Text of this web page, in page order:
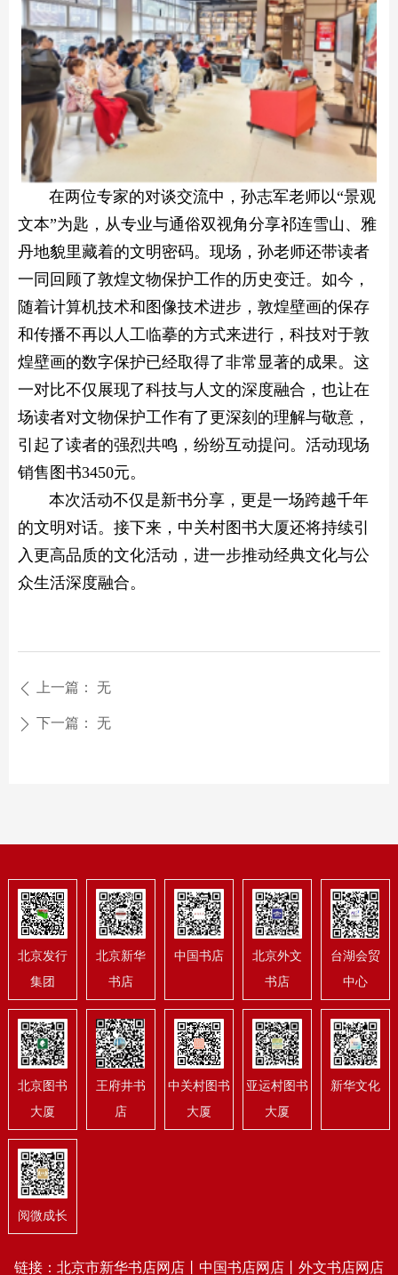
在两位专家的对谈交流中，孙志军老师以“景观
文本”为匙，从专业与通俗双视角分享祁连雪山、雅
丹地貌里藏着的文明密码。现场，孙老师还带读者
一同回顾了敦煌文物保护工作的历史变迁。如今，
随着计算机技术和图像技术进步，敦煌壁画的保存
和传播不再以人工临摹的方式来进行，科技对于敦
煌壁画的数字保护已经取得了非常显著的成果。这
一对比不仅展现了科技与人文的深度融合，也让在
场读者对文物保护工作有了更深刻的理解与敬意，
引起了读者的强烈共鸣，纷纷互动提问。活动现场
销售图书3450元。
本次活动不仅是新书分享，更是一场跨越千年
的文明对话。接下来，中关村图书大厦还将持续引
入更高品质的文化活动，进一步推动经典文化与公
众生活深度融合。
ꄴ 上一篇： 无
ꄲ 下一篇： 无
北京发行
集团
北京新华
书店
中国书店
北京外文
书店
台湖会贸
中心
北京图书
大厦
王府井书
店
中关村图书
大厦
亚运村图书
大厦
新华文化
阅微成长
链接： 北京市新华书店网店 中国书店网店 外文书店网店